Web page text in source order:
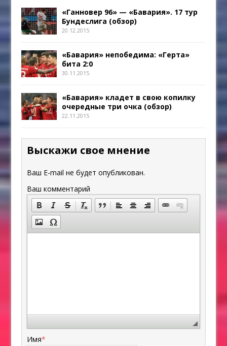
«Ганновер 96» — «Бавария». 17 тур
Бундеслига (обзор)
20.12.2015
«Бавария» непобедима: «Герта»
бита 2:0
30.11.2015
«Бавария» кладет в свою копилку
очередные три очка (обзор)
22.11.2015
Выскажи свое мнение
Ваш E-mail не будет опубликован.
Ваш комментарий
Имя*